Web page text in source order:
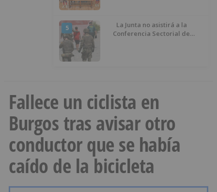
5
La Junta no asistirá a la
Conferencia Sectorial de
Fallece un ciclista en
Burgos tras avisar otro
conductor que se había
caído de la bicicleta